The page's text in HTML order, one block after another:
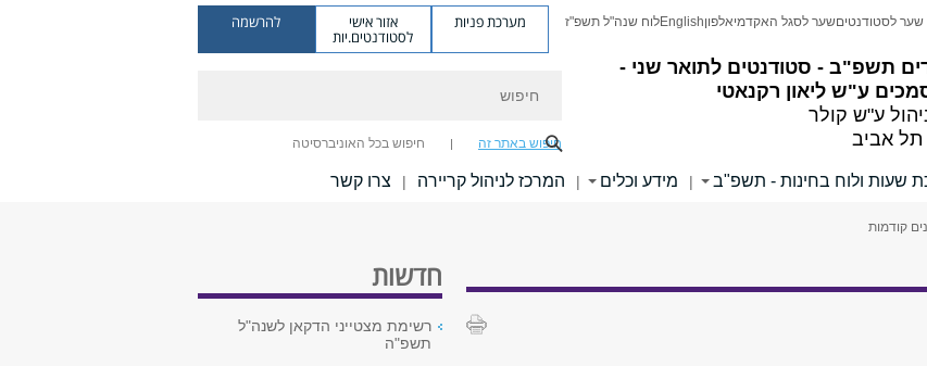
תשפ"ב - סטודנטים לתואר שני -
ע"ש ליאון רקנאטי
ע"ש קולר
תל אביב
שער לסטודנטיםשער לסגל האקדמיאלפוןEnglishלוח שנה"ל תשפ"ז מערכת פניות אזור אישי
לסטודנטים.יות
להרשמה
חיפוש באתר זה חיפוש בכל האוניברסיטה
שעות ולוח בחינות - תשפ"ב | מידע וכלים | המרכז לניהול קריירה | צרו קשר
קודמות
חדשות
רשימת מצטייני הדקאן לשנה"ל
תשפ"ה